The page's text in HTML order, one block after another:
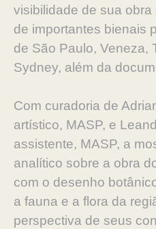
visibilidade de sua
de importantes bienais
de São Paulo, Veneza,
Sydney, além da
Com curadoria de
artístico, MASP, e
assistente, MASP, a
analítico sobre a obra
com o desenho
a fauna e a flora da
perspectiva de seus